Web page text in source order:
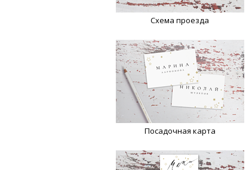
Схема проезда
Посадочная карта